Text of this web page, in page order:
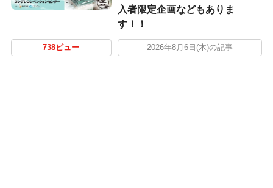
入者限定企画などもありま
す！！
738ビュー 2026年8月6日(木)の記事